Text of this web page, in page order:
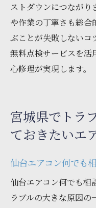
ストダウンにつながり
や作業の丁寧さも総
ぶことが失敗しないコ
無料点検サービスを活
心修理が実現します。
宮城県でトラ
ておきたいエ
仙台エアコン何でも
仙台エアコン何でも相
ラブルの大きな原因